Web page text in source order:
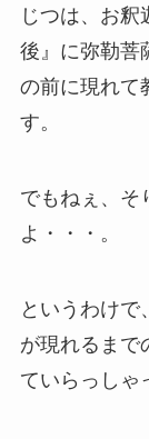
じつは、お
後』に弥勒菩
の前に現れて
す。
でもねぇ、そ
よ・・・。
というわけで
が現れるまで
ていらっしゃ